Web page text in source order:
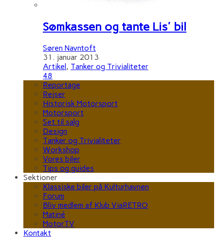
Sømkassen og tante Lis' bil
Søren Navntoft
31. januar 2013
Artikel, Tanker og Trivialiteter
48
Reportage
Rejser
Historisk Motorsport
Motorsport
Set til salg
Design
Tanker og Trivialiteter
Workshop
Vores biler
Tips og guides
Sektioner
Klassiske biler på Kulturhavnen
Forum
Bliv medlem af Klub ViaRETRO
Matiné
MotorTV
Kontakt